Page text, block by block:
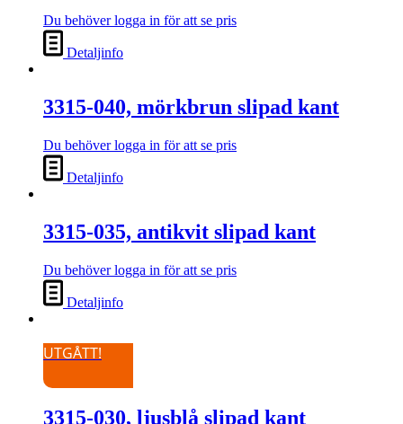
Du behöver logga in för att se pris
Detaljinfo
3315-040, mörkbrun slipad kant
Du behöver logga in för att se pris
Detaljinfo
3315-035, antikvit slipad kant
Du behöver logga in för att se pris
Detaljinfo
UTGÅTT!
3315-030, ljusblå slipad kant